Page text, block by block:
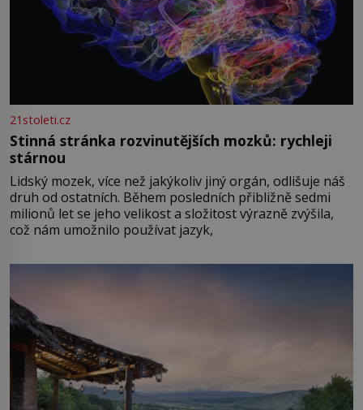
21stoleti.cz
Stinná stránka rozvinutějších mozků: rychleji
stárnou
Lidský mozek, více než jakýkoliv jiný orgán, odlišuje náš
druh od ostatních. Během posledních přibližně sedmi
milionů let se jeho velikost a složitost výrazně zvýšila,
což nám umožnilo používat jazyk,